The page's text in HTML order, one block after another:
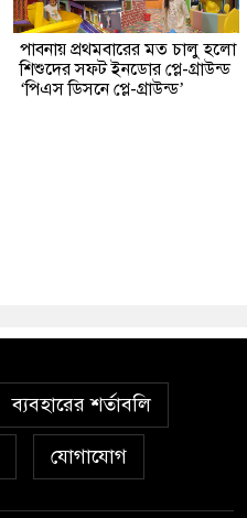
পাবনায় প্রথমবারের মত চালু হলো
শিশুদের সফট ইনডোর প্লে-গ্রাউন্ড
‘পিএস ডিসনে প্লে-গ্রাউন্ড’
ব্যবহারের শর্তাবলি
যোগাযোগ